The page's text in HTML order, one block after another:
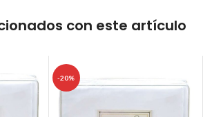
con este artículo
-20%